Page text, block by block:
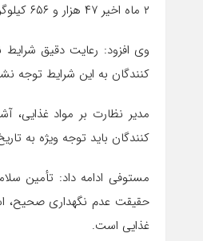
۲ ماه اخیر ۴۷ هزار و ۶۵۶ کیلوگرم مواد غذایی و بهداشتی تاریخ مصرف گذشته و فاسد از چرخه مصرف خارج و معدوم شد.
وی افزود: رعایت دقیق شرایط
کنندگان به این شرایط توجه
مدیر نظارت بر مواد غذایی،
کنندگان باید توجه ویژه به
مستوفی ادامه داد: تأمین
حقیقت عدم نگهداری صحیح،
غذایی است.